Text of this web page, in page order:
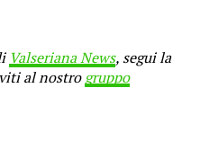
Valseriana News, segui la
al nostrogruppo